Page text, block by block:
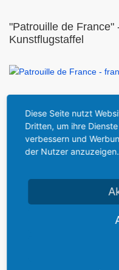
"Patrouille de France"
Kunstflugstaffel
Höhepunkt der
negativen Erfahrungen des
nach eingehender Prüfung
erfolgte unter der
Publikum, um die
Diese Seite nutzt
Dritten, um ihre
verbessern und
der Nutzer anzuzeigen.